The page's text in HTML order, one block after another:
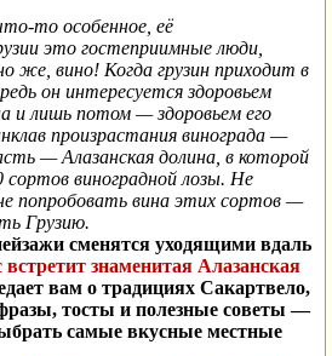
то особенное, её
это гостеприимные люди,
же, вино! Когда грузин приходит в
он интересуется здоровьем
и лишь потом — здоровьем его
произрастания винограда —
— Алазанская долина, в которой
виноградной лозы. Не
попробовать вина этих сортов —
Грузию.
сменятся уходящими вдаль
встретит знаменитая Алазанская
вам о традициях Сакартвело,
тосты и полезные советы —
самые вкусные местные